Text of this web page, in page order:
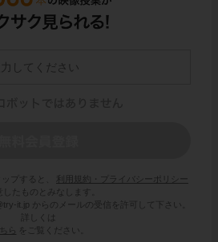
プすると、
利用規約・プライバシーポリシー
したものとみなします。
it.jp からのメールの受信を許可して下さい。
詳しくは
ら
をご覧ください。